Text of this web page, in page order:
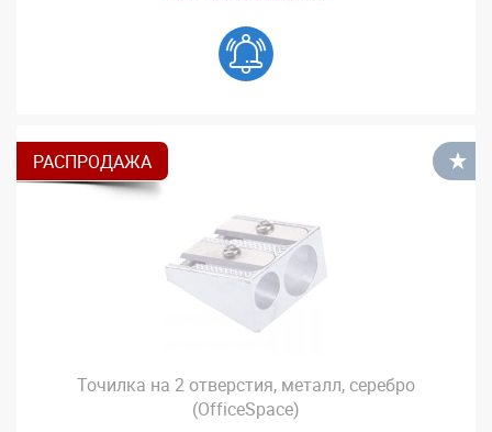
РАСПРОДАЖА
Точилка на 2 отверстия, металл, серебро
(OfficeSpace)